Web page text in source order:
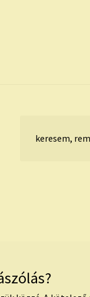
keresem,